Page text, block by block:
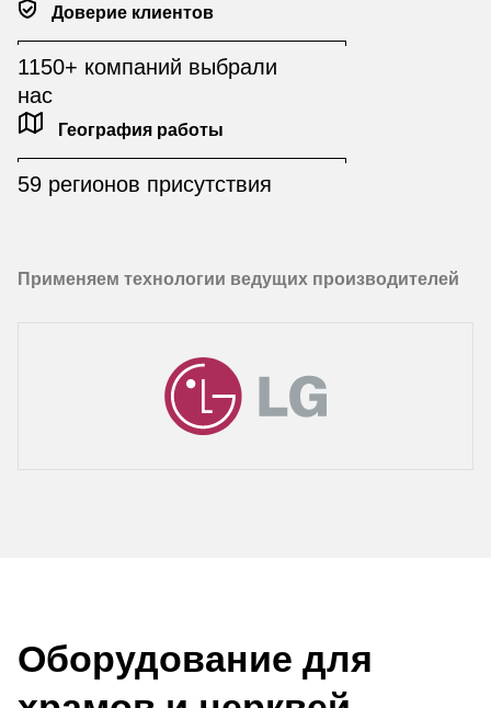
Доверие клиентов
1150+ компаний выбрали
нас
География работы
59 регионов присутствия
Применяем технологии ведущих производителей
Оборудование для